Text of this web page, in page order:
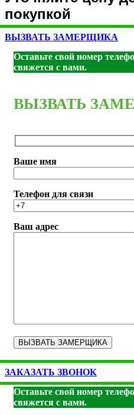
покупкой
ВЫЗВАТЬ ЗАМЕРЩИКА
Оставьте свой номер
свяжется с вами.
ВЫЗВАТЬ
Ваше имя
Телефон для связи
Ваш адрес
ЗАКАЗАТЬ ЗВОНОК
Оставьте свой номер
свяжется с вами.